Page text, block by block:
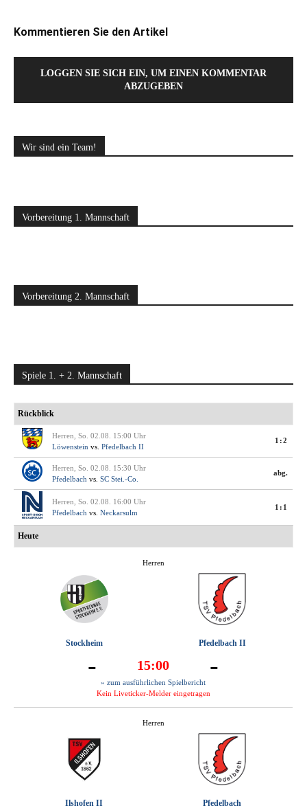
Kommentieren Sie den Artikel
LOGGEN SIE SICH EIN, UM EINEN KOMMENTAR
ABZUGEBEN
Wir sind ein Team!
Vorbereitung 1. Mannschaft
Vorbereitung 2. Mannschaft
Spiele 1. + 2. Mannschaft
Rückblick
Herren, So. 02.08. 15:00 Uhr
Löwenstein vs. Pfedelbach II
1:2
Herren, So. 02.08. 15:30 Uhr
Pfedelbach vs. SC Stei.-Co.
abg.
Herren, So. 02.08. 16:00 Uhr
Pfedelbach vs. Neckarsulm
1:1
Heute
Herren
Stockheim Pfedelbach II
- 15:00 -
» zum ausführlichen Spielbericht
Kein Liveticker-Melder eingetragen
Herren
Ilshofen II Pfedelbach